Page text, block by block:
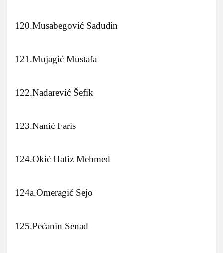
120.Musabegović Sadudin
121.Mujagić Mustafa
122.Nadarević Šefik
123.Nanić Faris
124.Okić Hafiz Mehmed
124a.Omeragić Sejo
125.Pećanin Senad